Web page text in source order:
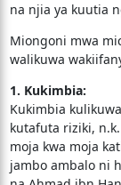
na njia ya kuutia
Miongoni mwa
walikuwa
1. Kukimbia:
Kukimbia
kutafuta riziki,
moja kwa moja
jambo ambalo ni